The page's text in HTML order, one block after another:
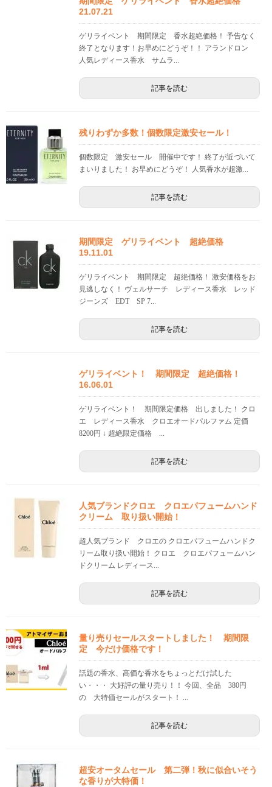
21.07.21
ゲリライベント 期間限定 香水超絶価格！ 予告なく
終了となります！お早めにどうぞ！！ アランドロン
人気レディース香水 サムラ...
記事を読む
残りわずか多数！個数限定激安セール！
個数限定 激安セール 開催中です！ 終了が近づいて
まいりました！ お早めにどうぞ！ 人気香水が超激...
記事を読む
期間限定 ゲリライベント 超絶価格
19.11.01
ゲリライベント 期間限定 超絶価格！ 激安価格をお
見逃しなく！ ヴェルサーチ レディース香水 レッド
ジーンズ EDT SP 7...
記事を読む
ゲリライベント！ 期間限定 超絶価格！
16.06.01
ゲリライベント！ 期間限定価格 出しました！ クロ
エ レディース香水 クロエオードパルファム 定価
8200円 ↓ 超絶限定価格 ...
記事を読む
人気ブランドクロエ クロエパフュームハンド
クリーム 取り扱い開始！
超人気ブランド クロエの クロエパフュームハンドク
リーム取り扱い開始！ クロエ クロエパフュームハン
ドクリーム レディース...
記事を読む
量り売りセールスタートしました！ 期間限
定 今だけ価格です！
話題の香水、高価な香水をちょっとだけ試した
い・・・ 大好評の量り売り！！ 今回、全品 380円
の 大特価セールがスタート！ ...
記事を読む
超安オータムセール 第二弾！秋に似合いそう
な香りが大特価！